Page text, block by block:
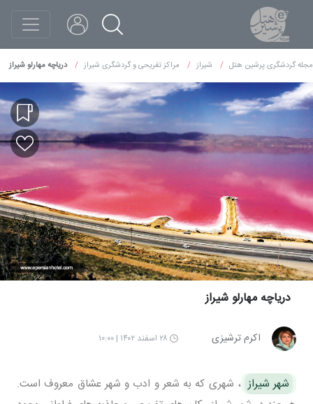
مجله گردشگری پرشین هتل شیراز مراکز تفریحی و گردشگری شیراز دریاچه مهارلو شیراز
دریاچه مهارلو شیراز
اکرم ترشیزی ۲۸ اسفند ۱۴۰۲ | ۱۰:۰۰
شهر شیراز ، شهری که به شعر و ادب و شهر عشاق معروف است.